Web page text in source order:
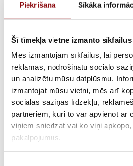
Piekrišana Sīkāka
Šī tīmekļa vietne izmanto sīkfailus
Mēs izmantojam sīkfailus, lai
reklāmas, nodrošinātu sociālo
un analizētu mūsu datplūsmu.
izmantojat mūsu vietni, mēs arī
sociālās saziņas līdzekļu,
partneriem, kuri to var apvienot ar
viņiem sniedzat vai ko viņi
pakalpojumus.
Carburetor
LT200,
301130710001
AVAILABILITY